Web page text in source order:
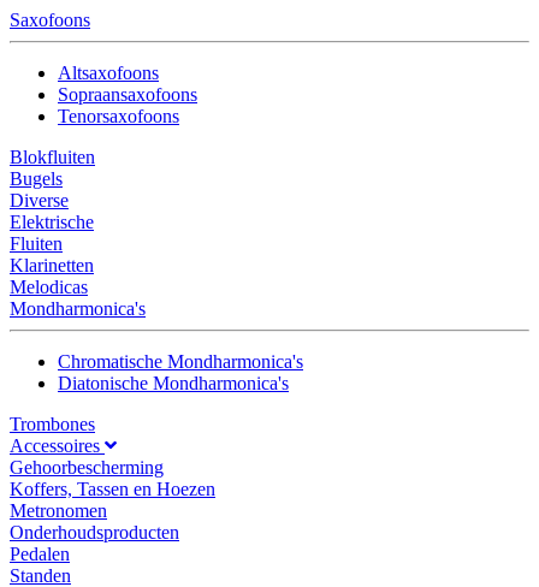
Saxofoons
Altsaxofoons
Sopraansaxofoons
Tenorsaxofoons
Blokfluiten
Bugels
Diverse
Elektrische
Fluiten
Klarinetten
Melodicas
Mondharmonica's
Chromatische Mondharmonica's
Diatonische Mondharmonica's
Trombones
Accessoires
Gehoorbescherming
Koffers, Tassen en Hoezen
Metronomen
Onderhoudsproducten
Pedalen
Standen